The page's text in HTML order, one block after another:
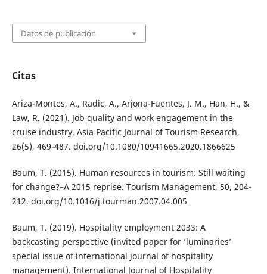
Datos de publicación
Citas
Ariza-Montes, A., Radic, A., Arjona-Fuentes, J. M., Han, H., &
Law, R. (2021). Job quality and work engagement in the
cruise industry. Asia Pacific Journal of Tourism Research,
26(5), 469-487. doi.org/10.1080/10941665.2020.1866625
Baum, T. (2015). Human resources in tourism: Still waiting
for change?–A 2015 reprise. Tourism Management, 50, 204-
212. doi.org/10.1016/j.tourman.2007.04.005
Baum, T. (2019). Hospitality employment 2033: A
backcasting perspective (invited paper for ‘luminaries’
special issue of international journal of hospitality
management). International Journal of Hospitality